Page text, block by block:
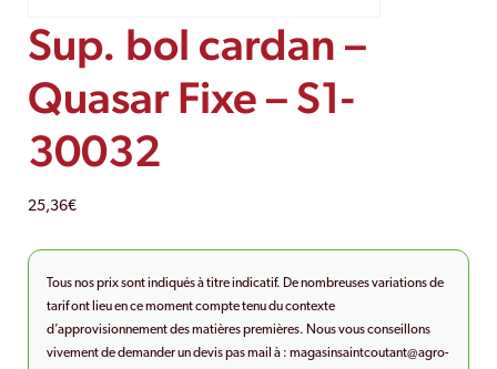
Sup. bol cardan –
Quasar Fixe – S1-
30032
25,36€
Tous nos prix sont indiqués à titre indicatif. De nombreuses variations de
tarif ont lieu en ce moment compte tenu du contexte
d’approvisionnement des matières premières. Nous vous conseillons
vivement de demander un devis pas mail à : magasinsaintcoutant@agro-